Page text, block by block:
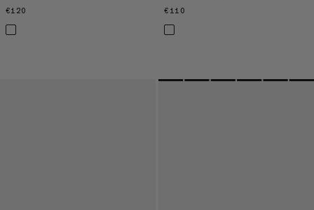
€120 €110